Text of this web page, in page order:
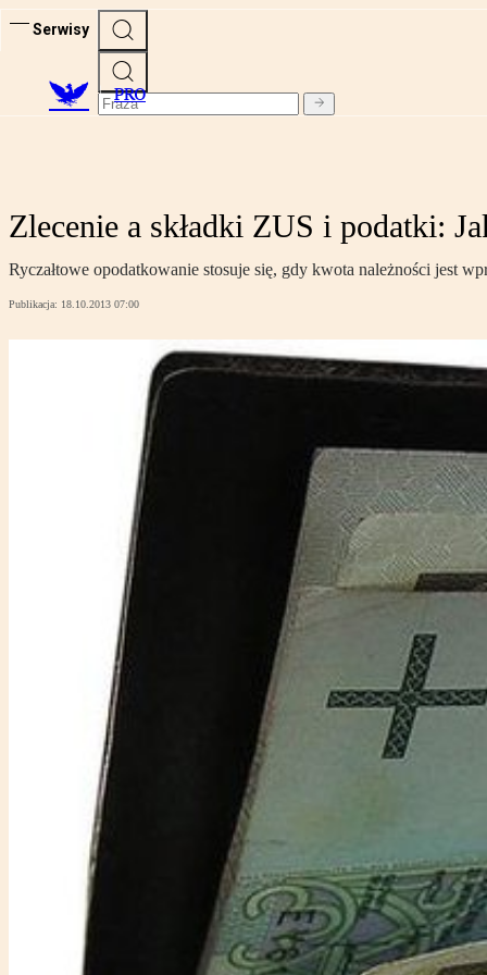
Serwisy
PRO
Zlecenie a składki ZUS i podatki:
Ryczałtowe opodatkowanie stosuje się, gdy kwota należności jest
Publikacja: 18.10.2013 07:00